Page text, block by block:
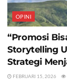
OPINI
“Promosi
Storytelling
Strategi
FEBRUARI 15, 2026